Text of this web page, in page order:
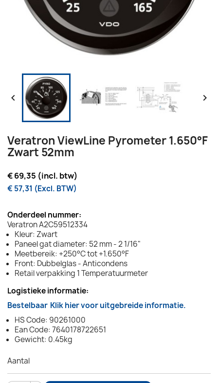
 
Veratron ViewLine Pyrometer 1.650°F
Zwart 52mm
€ 69,35 (incl. btw)
€ 57,31 (Excl. BTW)
Onderdeel nummer:
Veratron A2C59512334
Kleur: Zwart
Paneel gat diameter: 52 mm - 2 1/16"
Meetbereik: +250°C tot +1.650°F
Front: Dubbelglas - Anticondens
Retail verpakking 1 Temperatuurmeter
Logistieke informatie:
Bestelbaar Klik hier voor uitgebreide informatie.
HS Code: 90261000
Ean Code: 7640178722651
Gewicht: 0.45kg
Aantal